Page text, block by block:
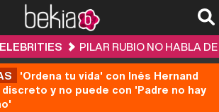
PILAR RUBIO NO HABLA
'Ordena tu vida' con Inés Hernand
y no puede con 'Padre no hay